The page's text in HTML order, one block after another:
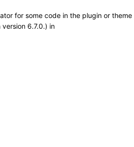
for some code in the plugin or theme
6.7.0.) in